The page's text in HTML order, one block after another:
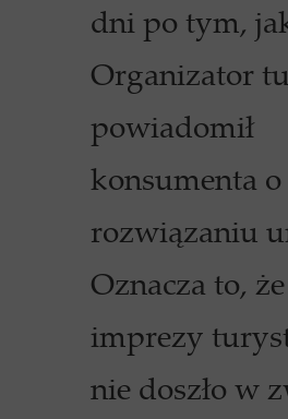
dni po tym,
Organizator
powiadomił
konsumenta o
rozwiązaniu
Oznacza to,
imprezy
nie doszło w